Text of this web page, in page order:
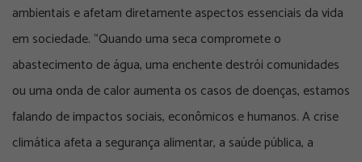
ambientais e afetam diretamente aspectos essenciais da vida
em sociedade. “Quando uma seca compromete o
abastecimento de água, uma enchente destrói comunidades
ou uma onda de calor aumenta os casos de doenças, estamos
falando de impactos sociais, econômicos e humanos. A crise
climática afeta a segurança alimentar, a saúde pública, a